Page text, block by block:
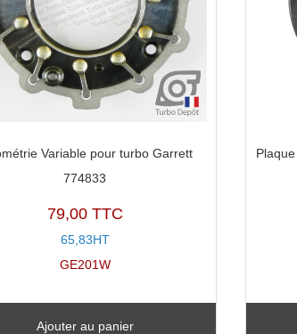
Variable pour turbo Garrett
774833
79,00 TTC
65,83HT
GE201W
Ajouter au panier